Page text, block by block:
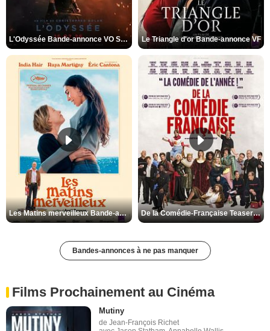
L'Odyssée Bande-annonce VO STFR Le Triangle d'or Bande-annonce VF
Les Matins merveilleux Bande-annonce VF De la Comédie-Française Teaser VF
Bandes-annonces à ne pas manquer
Films Prochainement au Cinéma
Mutiny
de Jean-François Richet